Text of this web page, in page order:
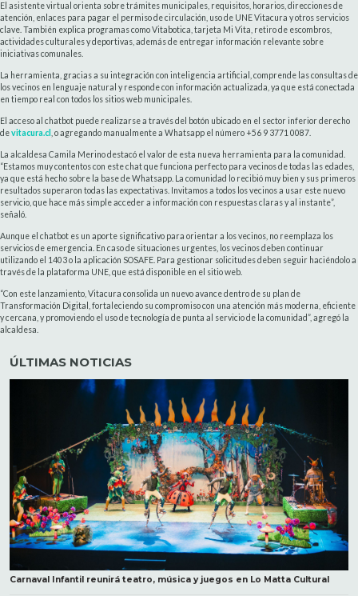
El asistente virtual orienta sobre trámites municipales, requisitos, horarios, direcciones de
atención, enlaces para pagar el permiso de circulación, uso de UNE Vitacura y otros servicios
clave. También explica programas como Vitabotica, tarjeta Mi Vita, retiro de escombros,
actividades culturales y deportivas, además de entregar información relevante sobre
iniciativas comunales.
La herramienta, gracias a su integración con inteligencia artificial, comprende las consultas de
los vecinos en lenguaje natural y responde con información actualizada, ya que está conectada
en tiempo real con todos los sitios web municipales.
El acceso al chatbot puede realizarse a través del botón ubicado en el sector inferior derecho
devitacura.cl , o agregando manualmente a Whatsapp el número +56 9 3771 0087.
La alcaldesa Camila Merino destacó el valor de esta nueva herramienta para la comunidad.
“Estamos muy contentos con este chat que funciona perfecto para vecinos de todas las edades,
ya que está hecho sobre la base de Whatsapp. La comunidad lo recibió muy bien y sus primeros
resultados superaron todas las expectativas. Invitamos a todos los vecinos a usar este nuevo
servicio, que hace más simple acceder a información con respuestas claras y al instante”,
señaló.
Aunque el chatbot es un aporte significativo para orientar a los vecinos, no reemplaza los
servicios de emergencia. En caso de situaciones urgentes, los vecinos deben continuar
utilizando el 1403 o la aplicación SOSAFE. Para gestionar solicitudes deben seguir haciéndolo a
través de la plataforma UNE, que está disponible en el sitio web.
“Con este lanzamiento, Vitacura consolida un nuevo avance dentro de su plan de
Transformación Digital, fortaleciendo su compromiso con una atención más moderna, eficiente
y cercana, y promoviendo el uso de tecnología de punta al servicio de la comunidad”, agregó la
alcaldesa.
ÚLTIMAS NOTICIAS
Carnaval Infantil reunirá teatro, música y juegos en Lo Matta Cultural